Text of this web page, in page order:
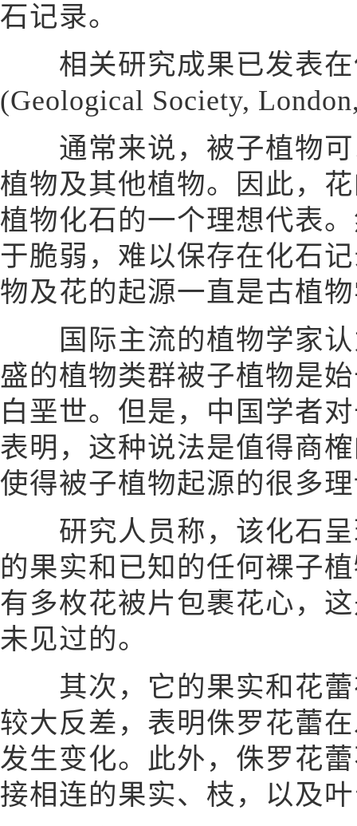
石记录。
相关研究成果已发表在
(Geological Society,
通常来说，被子植物可
植物及其他植物。因此，
植物化石的一个理想代表
于脆弱，难以保存在化石
物及花的起源一直是古植
国际主流的植物学家认
盛的植物类群被子植物是
白垩世。但是，中国学者
表明，这种说法是值得商
使得被子植物起源的很多
研究人员称，该化石呈
的果实和已知的任何裸子
有多枚花被片包裹花心，
未见过的。
其次，它的果实和花蕾
较大反差，表明侏罗花蕾
发生变化。此外，侏罗花
接相连的果实、枝，以及